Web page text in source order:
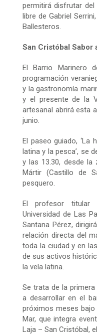
permitirá disfrutar
libre de Gabriel
Ballesteros.
San Cristóbal Sabor
El Barrio Marinero
programación
y la gastronomía
y el presente de la
artesanal abrirá esta
junio.
El paseo guiado, ‘La
latina y la pesca’, se
y las 13.30, desde la
Mártir (Castillo de
pesquero.
El profesor titular
Universidad de Las
Santana Pérez,
relación directa del
toda la ciudad y en
de sus activos
la vela latina.
Se trata de la
a desarrollar en el
próximos meses
Mar, que integra
Laja – San Cristóbal,